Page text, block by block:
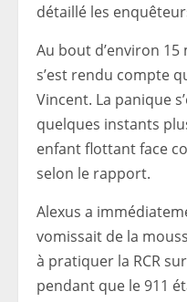
détaillé les
Au bout d’environ 15
s’est rendu compte
Vincent. La panique
quelques instants
enfant flottant face
selon le rapport.
Alexus a
vomissait de la
à pratiquer la RCR
pendant que le 911